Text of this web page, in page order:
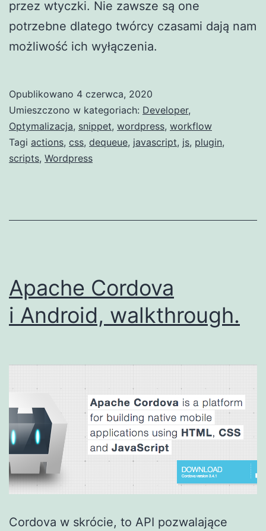
przez wtyczki. Nie zawsze są one
potrzebne dlatego twórcy czasami dają nam
możliwość ich wyłączenia.
Opublikowano 4 czerwca, 2020
Umieszczono w kategoriach: Developer,
Optymalizacja, snippet, wordpress, workflow
Tagi actions, css, dequeue, javascript, js, plugin,
scripts, Wordpress
Apache Cordova
i Android, walkthrough.
Cordova w skrócie, to API pozwalające